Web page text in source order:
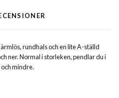
rundhals och en lite A-ställd
ner. Normal i storleken, pendlar du i
mindre.